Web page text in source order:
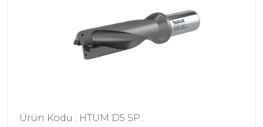
Ürün Kodu : HTUM D5 SP..